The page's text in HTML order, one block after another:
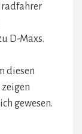
D-Maxs.
diesen
gewesen.